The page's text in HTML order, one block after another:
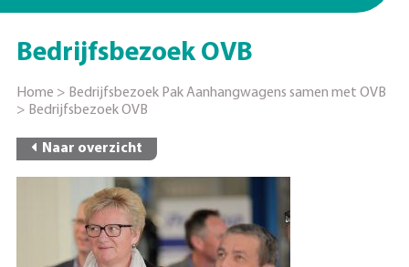
Bedrijfsbezoek OVB
Home > Bedrijfsbezoek Pak Aanhangwagens samen met OVB
> Bedrijfsbezoek OVB
Naar overzicht